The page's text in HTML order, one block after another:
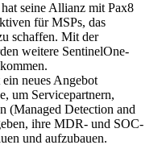
seine Allianz mit Pax8
für MSPs, das
schaffen. Mit der
weitere SentinelOne-
neues Angebot
um Servicepartnern,
(Managed Detection and
ihre MDR- und SOC-
und aufzubauen.